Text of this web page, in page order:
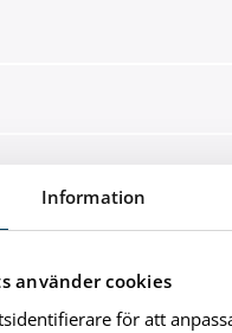
Information
använder cookies
för att